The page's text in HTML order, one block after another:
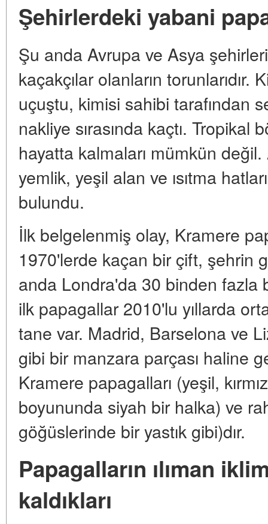
Şehirlerdeki yabani
Şu anda Avrupa ve Asya
kaçakçılar olanların torunlarıdır.
uçuştu, kimisi sahibi tarafından
nakliye sırasında kaçtı.
hayatta kalmaları mümkün
yemlik, yeşil alan ve ısıtma
bulundu.
İlk belgelenmiş olay, Kramere
1970'lerde kaçan bir çift, şehrin
anda Londra'da 30 binden fazla
ilk papagallar 2010'lu yıllarda
tane var. Madrid, Barselona ve
gibi bir manzara parçası haline
Kramere papagalları (yeşil,
boyununda siyah bir halka) ve
göğüslerinde bir yastık gibi)dır.
Papagalların ılıman
kaldıkları